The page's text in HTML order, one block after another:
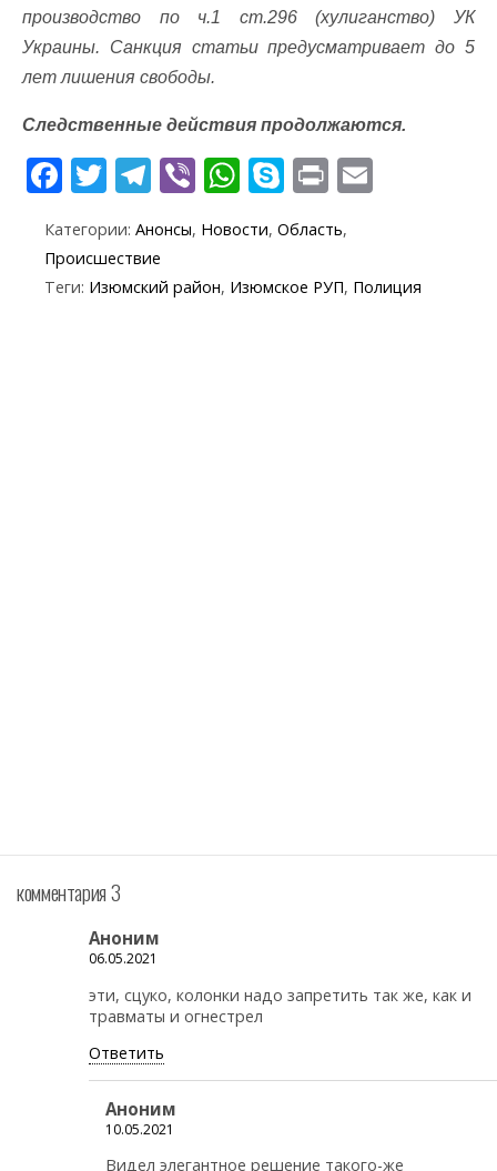
производство по ч.1 ст.296 (хулиганство) УК
Украины. Санкция статьи предусматривает до 5
лет лишения свободы.
Следственные действия продолжаются.
F
e
b
T
itt
er
T
e
gr
Vi
er
W
at
s
S
k
y
p
Pr
t
l
Категории: Анонсы, Новости, Область,
Происшествие
Теги: Изюмский район, Изюмское РУП, Полиция
комментария 3
Аноним
06.05.2021
эти, сцуко, колонки надо запретить так же, как и
травматы и огнестрел
Ответить
Аноним
10.05.2021
Видел элегантное решение такого-же